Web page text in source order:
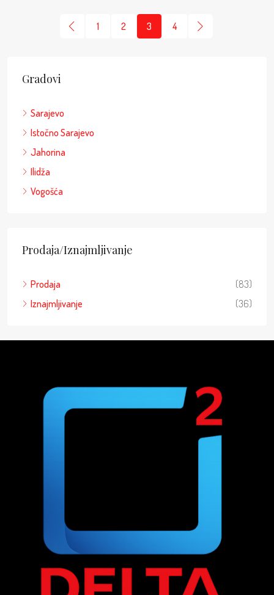
1 2 3 4
Gradovi
Sarajevo
Istočno Sarajevo
Jahorina
Ilidža
Vogošća
Prodaja/Iznajmljivanje
Prodaja
(83)
Iznajmljivanje
(36)